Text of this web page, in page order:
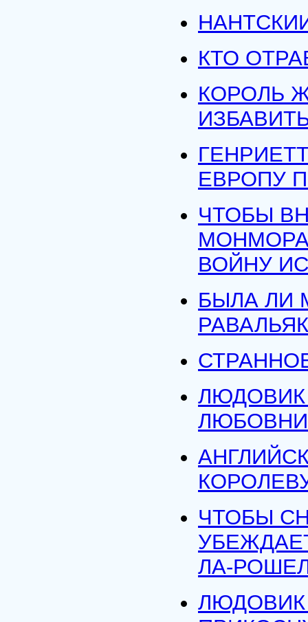
КТО
КОРОЛЬ
ЕВРОПУ
ЧТОБЫ
ВОЙНУ
БЫЛА ЛИ
ЛЮДОВИК
ЧТОБЫ
ЛА-
ЛЮДОВИК